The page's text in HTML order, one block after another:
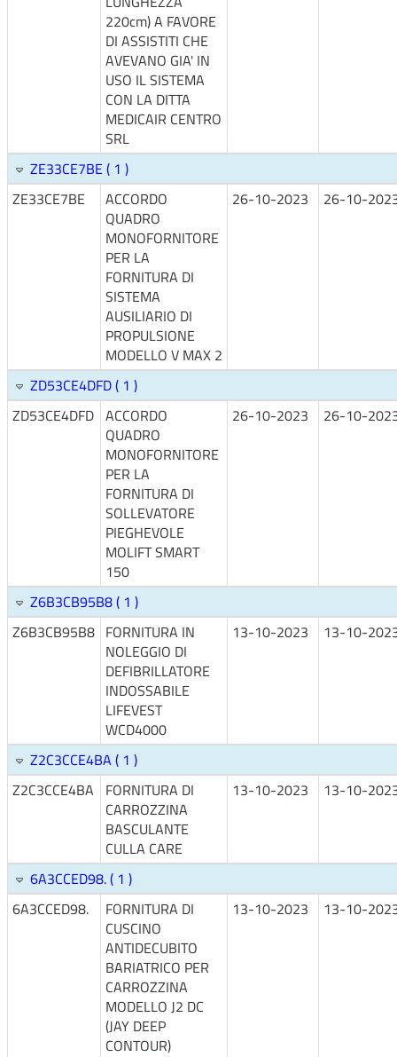
220cm) A FAVORE
DI ASSISTITI CHE
AVEVANO GIA' IN
USO IL SISTEMA
CON LA DITTA
MEDICAIR CENTRO
SRL
ZE33CE7BE ( 1 )
ZE33CE7BE
ACCORDO
QUADRO
MONOFORNITORE
PER LA
FORNITURA DI
SISTEMA
AUSILIARIO DI
PROPULSIONE
MODELLO V MAX 2
26-10-2023 26-10-
ZD53CE4DFD ( 1 )
ZD53CE4DFD ACCORDO
QUADRO
MONOFORNITORE
PER LA
FORNITURA DI
SOLLEVATORE
PIEGHEVOLE
MOLIFT SMART
150
26-10-2023 26-10-
Z6B3CB95B8 ( 1 )
Z6B3CB95B8 FORNITURA IN
NOLEGGIO DI
DEFIBRILLATORE
INDOSSABILE
LIFEVEST
WCD4000
13-10-2023 13-10-
Z2C3CCE4BA ( 1 )
Z2C3CCE4BA
FORNITURA DI
CARROZZINA
BASCULANTE
CULLA CARE
13-10-2023 13-10-
6A3CCED98. ( 1 )
6A3CCED98.
FORNITURA DI
CUSCINO
ANTIDECUBITO
BARIATRICO PER
CARROZZINA
MODELLO J2 DC
(JAY DEEP
CONTOUR)
13-10-2023 13-10-